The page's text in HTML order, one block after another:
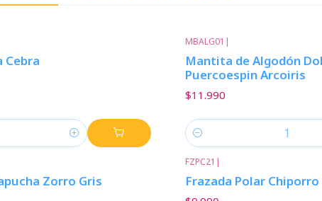
Cebra
MBALG01 |
Mantita de Algodón
Puercoespin Arcoiris
$11.990
Cantidad
Zorro Gris
FZPC21 |
Frazada Polar